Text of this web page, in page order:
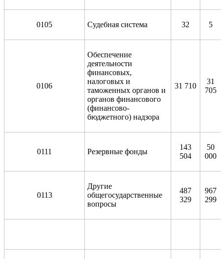
0105 Судебная система 32 5
0106
Обеспечение
деятельности
финансовых,
налоговых и
таможенных органов и
органов финансового
(финансово-
бюджетного) надзора
31 710
31
705
0111 Резервные фонды
143
504
50
000
0113
Другие
общегосударственные
вопросы
487
329
967
299